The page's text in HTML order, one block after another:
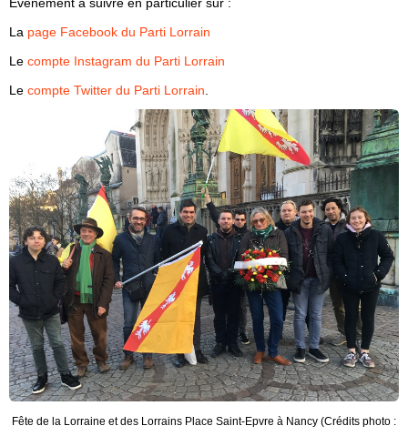
La page Facebook du Parti Lorrain
Le compte Instagram du Parti Lorrain
Le compte Twitter du Parti Lorrain
Fête de la Lorraine et des Lorrains Place Saint-Epvre à Nancy (Crédits photo :